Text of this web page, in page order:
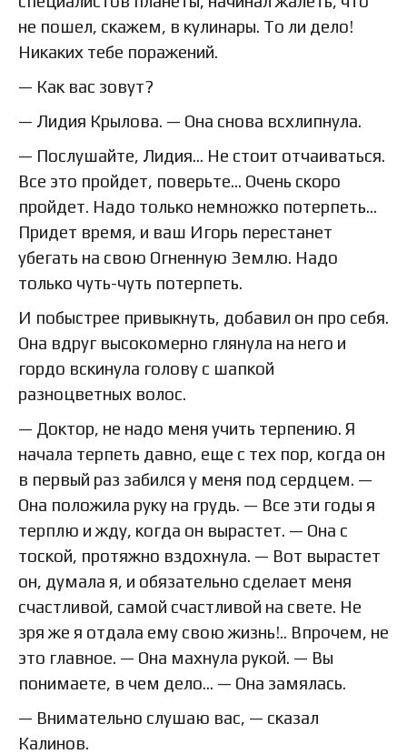
не пошел, скажем, в кулинары. То ли дело!
Никаких тебе поражений.
— Как вас зовут?
— Лидия Крылова. — Она снова всхлипнула.
— Послушайте, Лидия… Не стоит отчаиваться.
Все это пройдет, поверьте… Очень скоро
пройдет. Надо только немножко потерпеть…
Придет время, и ваш Игорь перестанет
убегать на свою Огненную Землю. Надо
только чуть-чуть потерпеть.
И побыстрее привыкнуть, добавил он про себя.
Она вдруг высокомерно глянула на него и
гордо вскинула голову с шапкой
разноцветных волос.
— Доктор, не надо меня учить терпению. Я
начала терпеть давно, еще с тех пор, когда он
в первый раз забился у меня под сердцем. —
Она положила руку на грудь. — Все эти годы я
терплю и жду, когда он вырастет. — Она с
тоской, протяжно вздохнула. — Вот вырастет
он, думала я, и обязательно сделает меня
счастливой, самой счастливой на свете. Не
зря же я отдала ему свою жизнь!.. Впрочем, не
это главное. — Она махнула рукой. — Вы
понимаете, в чем дело… — Она замялась.
— Внимательно слушаю вас, — сказал
Калинов.